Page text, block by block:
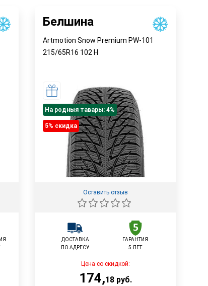
Белшина
Artmotion Snow Premium PW-101
215/65R16 102 H
На родныя тавары: 4%
5% cкидка
Оставить отзыв
ДОСТАВКА
ПО АДРЕСУ
ГАРАНТИЯ
5 ЛЕТ
Цена со скидкой:
174,18руб.